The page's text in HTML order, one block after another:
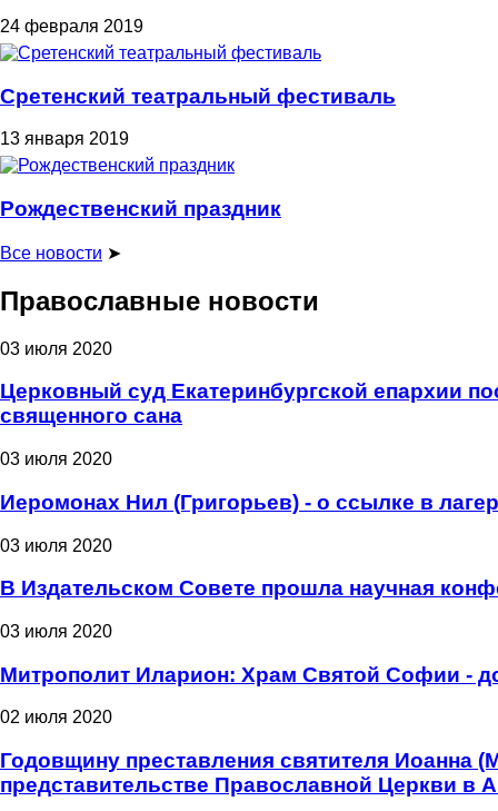
24 февраля 2019
Сретенский театральный фестиваль
13 января 2019
Рождественский праздник
Все новости ➤
Православные новости
03 июля 2020
Церковный суд Екатеринбургской епархии
священного сана
03 июля 2020
Иеромонах Нил (Григорьев) - о ссылке в
03 июля 2020
В Издательском Совете прошла научная
03 июля 2020
Митрополит Иларион: Храм Святой Софии -
02 июля 2020
Годовщину преставления святителя Иоанна
представительстве Православной Церкви в